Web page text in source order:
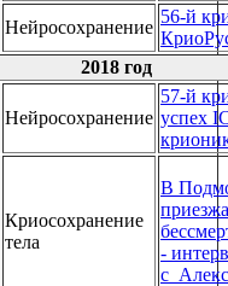
Нейросохранение
56-й
2018 год
Нейросохранение
57-й
успех
Криосохранение
тела
В
-
с